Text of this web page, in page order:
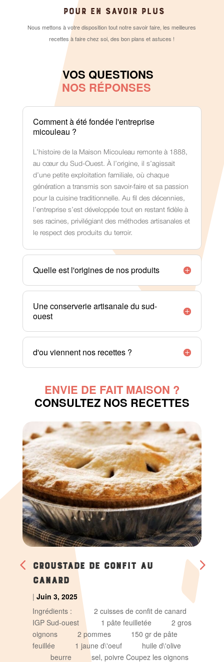
POUR EN SAVOIR PLUS
Nous mettons à votre disposition tout notre savoir faire, les meilleures
recettes à faire chez soi, des bon plans et astuces !
VOS QUESTIONS
NOS RÉPONSES
Comment à été fondée l'entreprise
micouleau ?
L’histoire de la Maison Micouleau remonte à 1888,
au cœur du Sud-Ouest. À l’origine, il s’agissait
d’une petite exploitation familiale, où chaque
génération a transmis son savoir-faire et sa passion
pour la cuisine traditionnelle. Au fil des décennies,
l’entreprise s’est développée tout en restant fidèle à
ses racines, privilégiant des méthodes artisanales et
le respect des produits du terroir.
Quelle est l'origines de nos produits
Une conserverie artisanale du sud-
ouest
d'ou viennent nos recettes ?
ENVIE DE FAIT MAISON ?
CONSULTEZ NOS RECETTES
CROUSTADE DE CONFIT AU
CANARD
| Juin 3, 2025
Ingrédients : 2 cuisses de confit de canard
IGP Sud-ouest 1 pâte feuilletée 2 gros
oignons 2 pommes 150 gr de pâte
feuillée 1 jaune d\'oeuf huile d\'olive
beurre sel, poivre Coupez les oignons